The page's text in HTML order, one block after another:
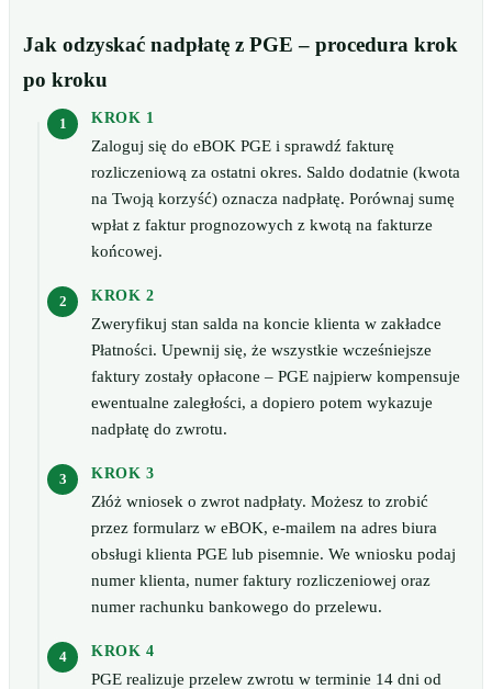
Jak odzyskać nadpłatę z PGE – procedura krok
po kroku
KROK 1
Zaloguj się do eBOK PGE i sprawdź fakturę
rozliczeniową za ostatni okres. Saldo dodatnie (kwota
na Twoją korzyść) oznacza nadpłatę. Porównaj sumę
wpłat z faktur prognozowych z kwotą na fakturze
końcowej.
KROK 2
Zweryfikuj stan salda na koncie klienta w zakładce
Płatności. Upewnij się, że wszystkie wcześniejsze
faktury zostały opłacone – PGE najpierw kompensuje
ewentualne zaległości, a dopiero potem wykazuje
nadpłatę do zwrotu.
KROK 3
Złóż wniosek o zwrot nadpłaty. Możesz to zrobić
przez formularz w eBOK, e-mailem na adres biura
obsługi klienta PGE lub pisemnie. We wniosku podaj
numer klienta, numer faktury rozliczeniowej oraz
numer rachunku bankowego do przelewu.
KROK 4
PGE realizuje przelew zwrotu w terminie 14 dni od